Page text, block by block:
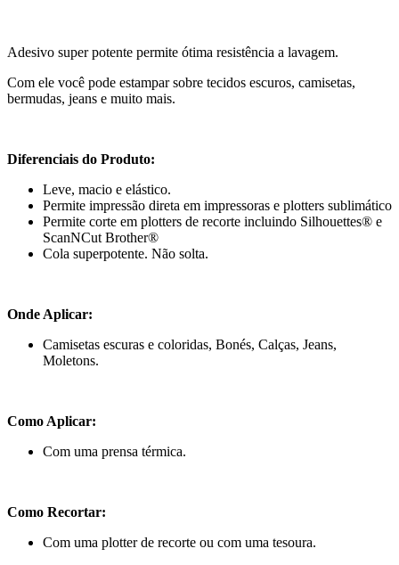
Adesivo super potente permite ótima resistência a lavagem.
Com ele você pode estampar sobre tecidos escuros, camisetas,
bermudas, jeans e muito mais.
Diferenciais do Produto:
Leve, macio e elástico.
Permite impressão direta em impressoras e plotters sublimático
Permite corte em plotters de recorte incluindo Silhouettes® e
ScanNCut Brother®
Cola superpotente. Não solta.
Onde Aplicar:
Camisetas escuras e coloridas, Bonés, Calças, Jeans,
Moletons.
Como Aplicar:
Com uma prensa térmica.
Como Recortar:
Com uma plotter de recorte ou com uma tesoura.